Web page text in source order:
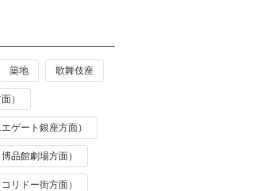
築地 歌舞伎座
）
ゲート銀座方面）
品館劇場方面）
リドー街方面）